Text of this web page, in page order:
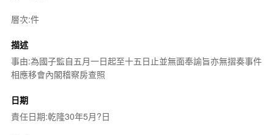
層次:件
描述
事由:為國子監自五月一日起至十五日止並無面奉諭旨亦無摺奏事件
相應移會內閣稽察房查照
日期
責任日期:乾隆30年5月?日